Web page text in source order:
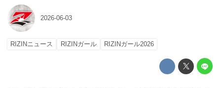
2026-06-03
RIZINニュース RIZINガール RIZINガール2026